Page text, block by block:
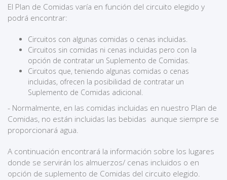
El Plan de Comidas varía en función del circuito elegido y
podrá encontrar:
Circuitos con algunas comidas o cenas incluidas.
Circuitos sin comidas ni cenas incluidas pero con la
opción de contratar un Suplemento de Comidas.
Circuitos que, teniendo algunas comidas o cenas
incluidas, ofrecen la posibilidad de contratar un
Suplemento de Comidas adicional.
- Normalmente, en las comidas incluidas en nuestro Plan de
Comidas, no están incluidas las bebidas aunque siempre se
proporcionará agua.
A continuación encontrará la información sobre los lugares
donde se servirán los almuerzos/ cenas incluidos o en
opción de suplemento de Comidas del circuito elegido.